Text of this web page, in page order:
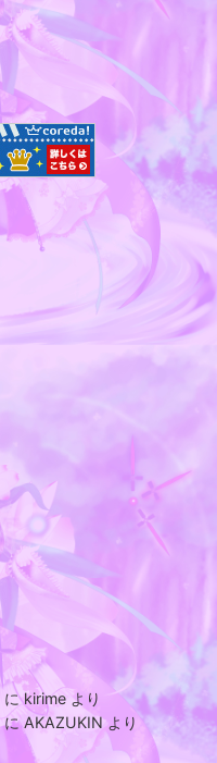
にkirime より
にAKAZUKINより